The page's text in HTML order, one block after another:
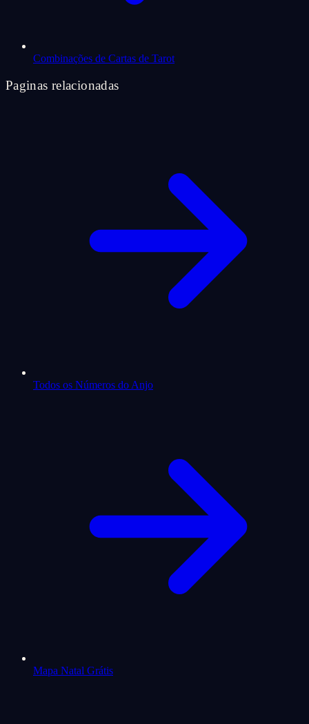
Combinações de Cartas de Tarot
Paginas relacionadas
Todos os Números do Anjo
Mapa Natal Grátis